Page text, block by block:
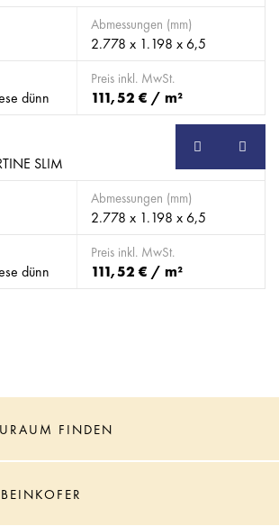
Abmessungen (mm)
2.778 x 1.198 x 6,5
dünn
Preis inkl. MwSt.
111,52 € / m²
SB
SLIM
Abmessungen (mm)
2.778 x 1.198 x 6,5
dünn
Preis inkl. MwSt.
111,52 € / m²
FINDEN